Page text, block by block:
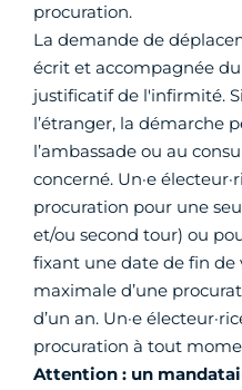
procuration.
La demande de
écrit et accompagnée
justificatif de l'infirmité.
l’étranger, la démarche
l’ambassade ou au
concerné. Un·e
procuration pour une
et/ou second tour) ou
fixant une date de fin de
maximale d’une
d’un an. Un·e
procuration à tout
Attention : un